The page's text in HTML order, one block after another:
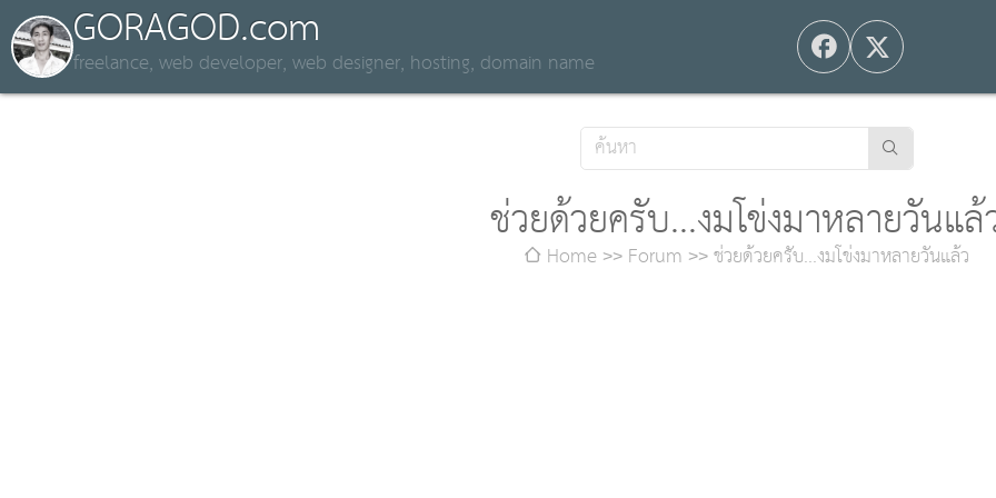
GORAGOD.com
freelance, web developer, web designer, hosting, domain name
ช่วยด้วยครับ...งมโข่งมาหลายวันแล้
Home Forum ช่วยด้วยครับ...งมโข่งมาหลายวันแล้ว